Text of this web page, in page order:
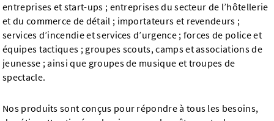
entreprises et start-ups ; entreprises du secteur de l’hôtellerie
et du commerce de détail ; importateurs et revendeurs ;
services d’incendie et services d’urgence ; forces de police et
équipes tactiques ; groupes scouts, camps et associations de
jeunesse ; ainsi que groupes de musique et troupes de
spectacle.
Nos produits sont conçus pour répondre à tous les besoins,